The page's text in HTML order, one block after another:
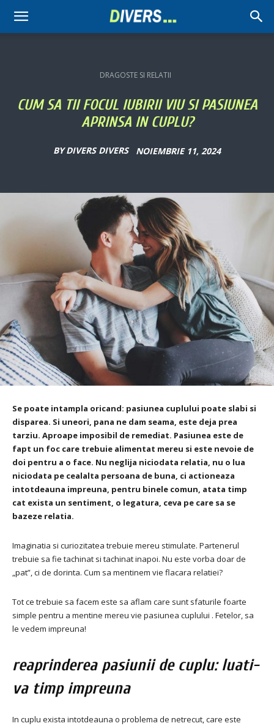
Divers
DRAGOSTE SI RELATII
CUM SA TII FOCUL IUBIRII VIU SI PASIUNEA
APRINSA IN CUPLU?
BY DIVERS DIVERS NOIEMBRIE 11, 2024
Se poate intampla oricand: pasiunea cuplului poate slabi si
disparea. Si uneori, pana ne dam seama, este deja prea
tarziu. Aproape imposibil de remediat. Pasiunea este de
fapt un foc care trebuie alimentat mereu si este nevoie de
doi pentru a o face. Nu neglija niciodata relatia, nu o lua
niciodata pe cealalta persoana de buna, ci actioneaza
intotdeauna impreuna, pentru binele comun, atata timp
cat exista un sentiment, o legatura, ceva pe care sa se
bazeze relatia.
Imaginatia si curiozitatea trebuie mereu stimulate. Partenerul
trebuie sa fie tachinat si tachinat inapoi. Nu este vorba doar de
„pat”, ci de dorinta. Cum sa mentinem vie flacara relatiei?
Tot ce trebuie sa facem este sa aflam care sunt sfaturile foarte
simple pentru a mentine mereu vie pasiunea cuplului . Fetelor, sa
le vedem impreuna!
reaprinderea pasiunii de cuplu: luati-
va timp impreuna
In cuplu exista intotdeauna o problema de netrecut, care este